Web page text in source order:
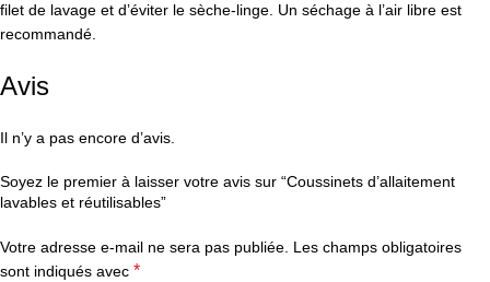
filet de lavage et d’éviter le sèche-linge. Un séchage à l’air libre est
recommandé.
Avis
Il n’y a pas encore d’avis.
Soyez le premier à laisser votre avis sur “Coussinets d’allaitement
lavables et réutilisables”
Votre adresse e-mail ne sera pas publiée. Les champs obligatoires
sont indiqués avec *